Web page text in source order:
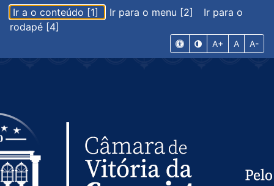
Ir a o conteúdo [1] Ir para o menu [2]
Ir para o
rodapé [4]
A+ A A-